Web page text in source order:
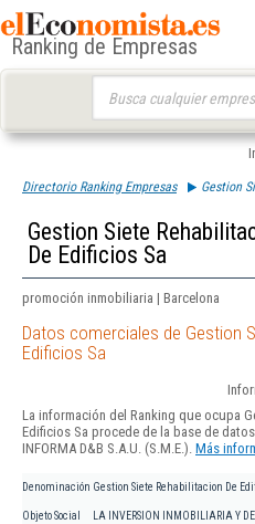
Ranking de Empresas
Directorio Ranking Empresas Gestion
Gestion Siete
De Edificios Sa
promoción inmobiliaria | Barcelona
Datos comerciales de Gestion
Edificios Sa
La información del Ranking que ocupa
Edificios Sa procede de la base de
INFORMA D&B S.A.U. (S.M.E.). Más
Denominación Gestion Siete Rehabilitacion De
Objeto Social
LA INVERSION INMOBILIARIA Y